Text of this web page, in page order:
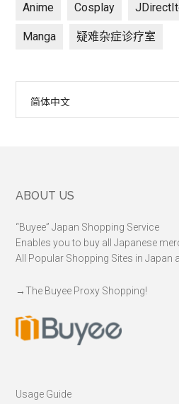
Anime Cosplay
Manga 疑难杂症诊疗室
Footer
ABOUT US
“Buyee” Japan Shopping Service
Enables you to buy all Japanese
All Popular Shopping Sites in Japan
→The Buyee Proxy Shopping!
Usage Guide